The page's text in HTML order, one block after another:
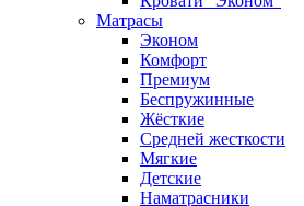
Матрасы
Эконом
Комфорт
Премиум
Беспружинные
Жёсткие
Средней жесткости
Мягкие
Детские
Наматрасники